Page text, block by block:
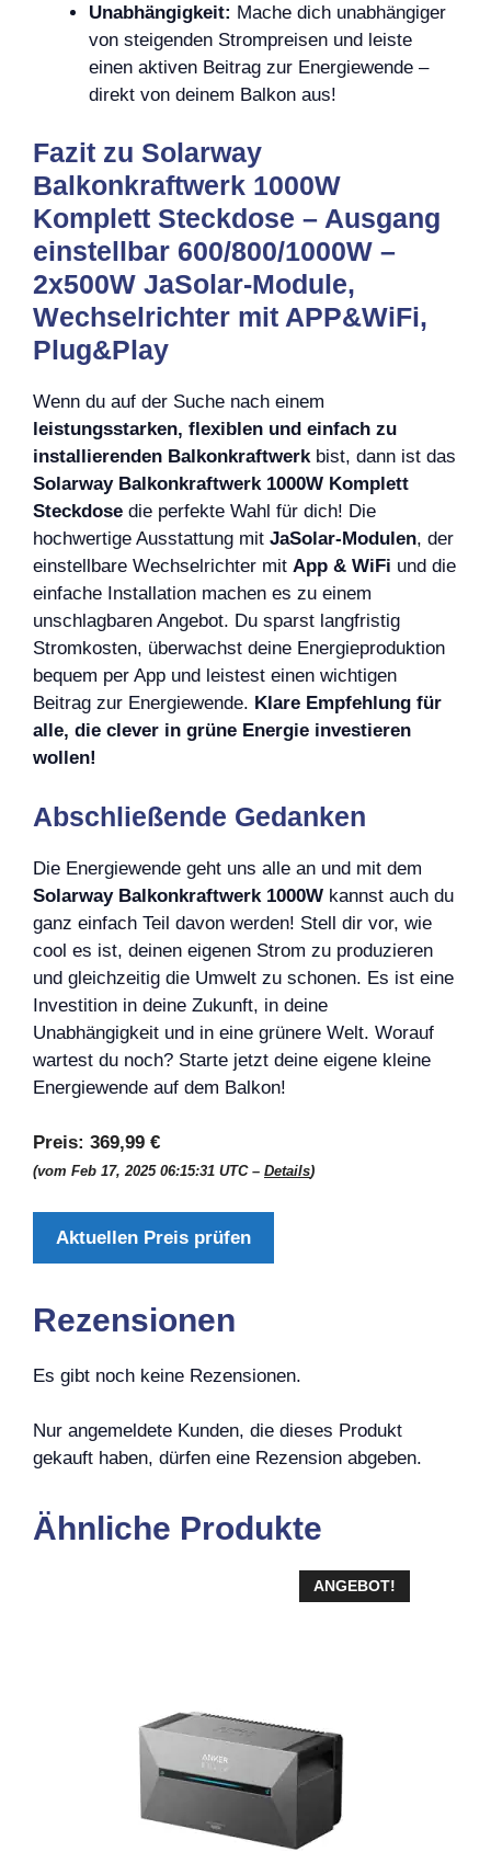
Unabhängigkeit: Mache dich unabhängiger
von steigenden Strompreisen und leiste
einen aktiven Beitrag zur Energiewende –
direkt von deinem Balkon aus!
Fazit zu Solarway
Balkonkraftwerk 1000W
Komplett Steckdose – Ausgang
einstellbar 600/800/1000W –
2x500W JaSolar-Module,
Wechselrichter mit APP&WiFi,
Plug&Play
Wenn du auf der Suche nach einem
leistungsstarken, flexiblen und einfach zu
installierenden Balkonkraftwerkbist, dann ist das
Solarway Balkonkraftwerk 1000W Komplett
Steckdose die perfekte Wahl für dich! Die
hochwertige Ausstattung mit JaSolar-Modulen, der
einstellbare Wechselrichter mit App & WiFi und die
einfache Installation machen es zu einem
unschlagbaren Angebot. Du sparst langfristig
Stromkosten, überwachst deine Energieproduktion
bequem per App und leistest einen wichtigen
Beitrag zur Energiewende. Klare Empfehlung für
alle, die clever in grüne Energie investieren
wollen!
Abschließende Gedanken
Die Energiewende geht uns alle an und mit dem
Solarway Balkonkraftwerk 1000W kannst auch du
ganz einfach Teil davon werden! Stell dir vor, wie
cool es ist, deinen eigenen Strom zu produzieren
und gleichzeitig die Umwelt zu schonen. Es ist eine
Investition in deine Zukunft, in deine
Unabhängigkeit und in eine grünere Welt. Worauf
wartest du noch? Starte jetzt deine eigene kleine
Energiewende auf dem Balkon!
Preis: 369,99 €
(vom Feb 17, 2025 06:15:31 UTC – Details)
Aktuellen Preis prüfen
Rezensionen
Es gibt noch keine Rezensionen.
Nur angemeldete Kunden, die dieses Produkt
gekauft haben, dürfen eine Rezension abgeben.
Ähnliche Produkte
ANGEBOT!